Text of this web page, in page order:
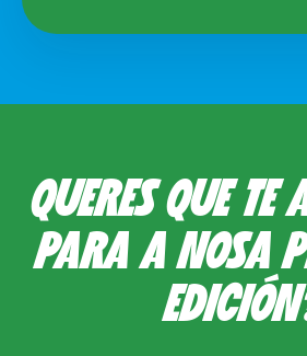
QUERES QUE TE
PARA A NOSA